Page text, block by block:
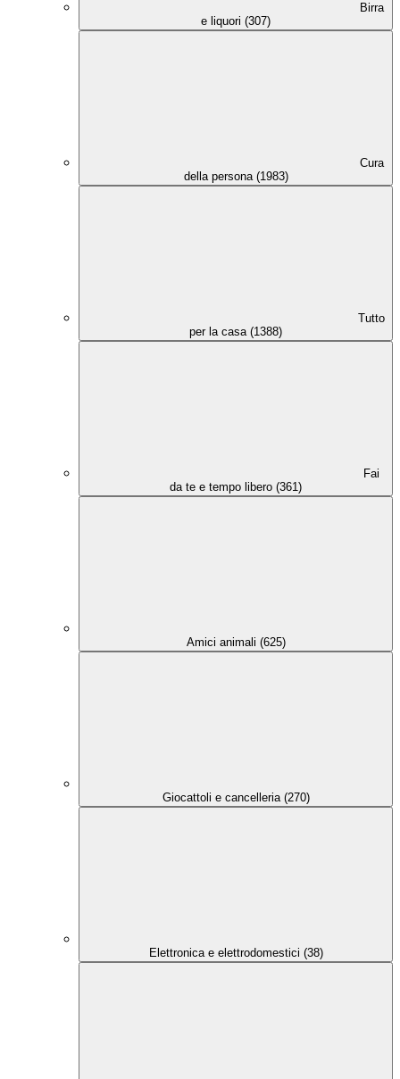
Birra
e liquori (307)
Cura
della persona (1983)
Tutto
per la casa (1388)
Fai
da te e tempo libero (361)
Amici animali (625)
Giocattoli e cancelleria (270)
Elettronica e elettrodomestici (38)